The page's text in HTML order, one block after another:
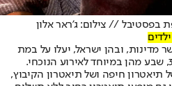
// צילום: ג'ראר אלון
מדינות, ובהן ישראל, יעלו על במת
חיפה ושל תיאטרון הקיבוץ,